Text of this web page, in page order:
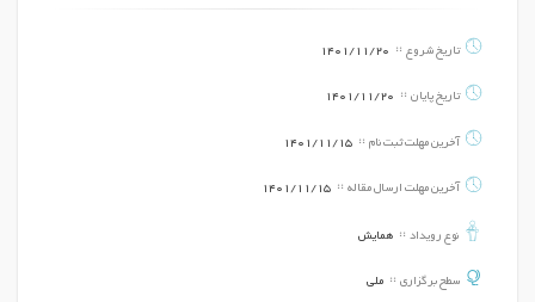
تاریخ شروع 1401/11/20
تاریخ پایان 1401/11/20
آخرین مهلت ثبت نام 1401/11/15
آخرین مهلت ارسال مقاله 1401/11/15
نوع رویداد همایش
سطح برگزاری ملی